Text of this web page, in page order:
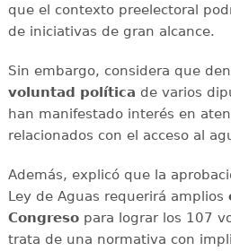
que el contexto preelectoral
de iniciativas de gran alcance.
Sin embargo, considera que
voluntad política de varios
han manifestado interés en
relacionados con el acceso al
Además, explicó que la
Ley de Aguas requerirá amplios
Congresopara lograr los 107
trata de una normativa con